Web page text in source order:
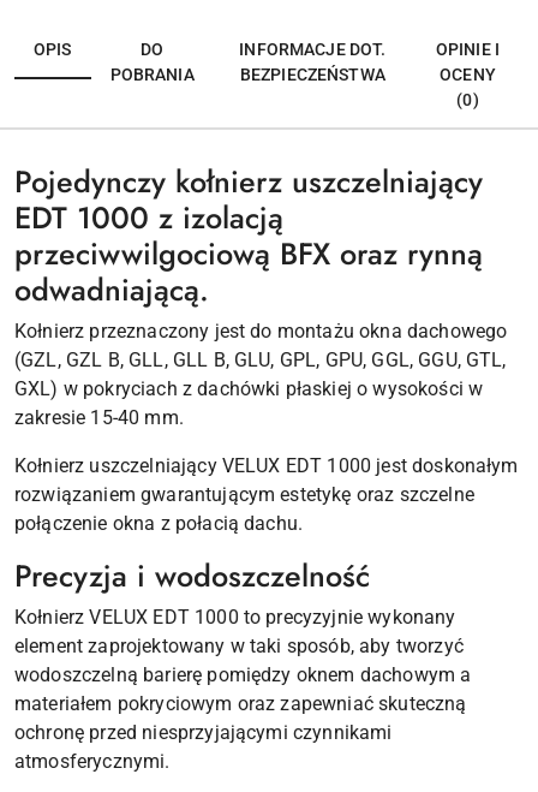
OPIS
DO
POBRANIA
INFORMACJE DOT.
BEZPIECZEŃSTWA
OPINIE I
OCENY
(0)
Pojedynczy kołnierz uszczelniający
EDT 1000 z izolacją
przeciwwilgociową BFX oraz rynną
odwadniającą.
Kołnierz przeznaczony jest do montażu okna dachowego
(GZL, GZL B, GLL, GLL B, GLU, GPL, GPU, GGL, GGU, GTL,
GXL) w pokryciach z dachówki płaskiej o wysokości w
zakresie 15-40 mm.
Kołnierz uszczelniający VELUX EDT 1000 jest doskonałym
rozwiązaniem gwarantującym estetykę oraz szczelne
połączenie okna z połacią dachu.
Precyzja i wodoszczelność
Kołnierz VELUX EDT 1000 to precyzyjnie wykonany
element zaprojektowany w taki sposób, aby tworzyć
wodoszczelną barierę pomiędzy oknem dachowym a
materiałem pokryciowym oraz zapewniać skuteczną
ochronę przed niesprzyjającymi czynnikami
atmosferycznymi.